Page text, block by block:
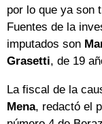
por lo que ya son
Fuentes de la
imputados son
Grasetti, de 19
La fiscal de la
Mena, redactó el